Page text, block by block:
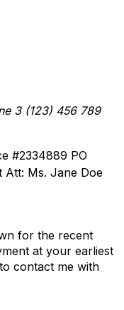
3 (123) 456 789
#2334889 PO
Att: Ms. Jane Doe
for the recent
at your earliest
contact me with